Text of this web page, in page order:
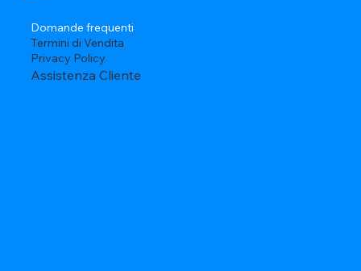
Domande frequenti
Termini di Vendita
Privacy Policy
Assistenza Cliente